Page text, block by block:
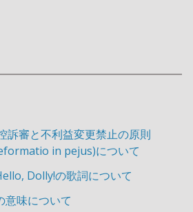
訴審と不利益変更禁止の原則
in pejus)について
Dolly!の歌詞について
意味について